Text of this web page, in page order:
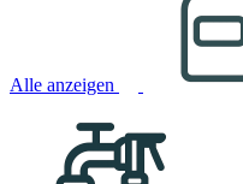
Alle anzeigen